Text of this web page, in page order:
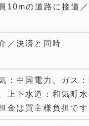
10mの道路に接道
／決済と同時
：中国電力、ガス
上下水道：和気町
金は買主様負担です